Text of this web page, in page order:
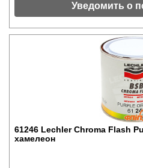
Уведомить о
61246 Lechler Chroma Flash
хамелеон